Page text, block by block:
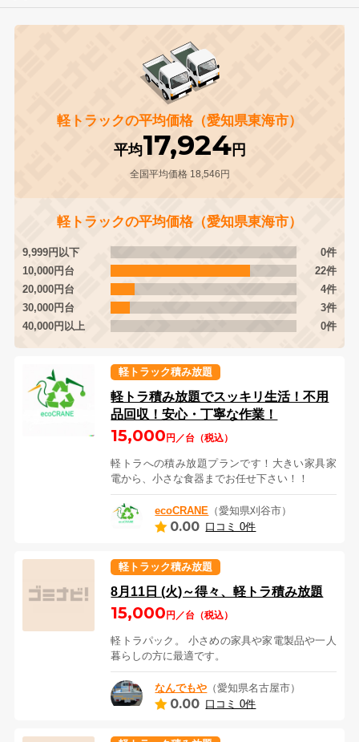
軽トラックの平均価格（愛知県東海市）
平均17,924円
全国平均価格 18,546円
軽トラックの平均価格（愛知県東海市）
9,999円以下
0件
10,000円台
22件
20,000円台
4件
30,000円台
3件
40,000円以上
0件
軽トラック積み放題
軽トラ積み放題でスッキリ生活！不用
品回収！安心・丁寧な作業！
15,000 円／台（税込）
軽トラへの積み放題プランです！大きい家具家
電から、小さな食器までお任せ下さい！！
ecoCRANE （愛知県刈谷市）
0.00 口コミ 0件
軽トラック積み放題
8月11日 (火)～得々、軽トラ積み放題
15,000 円／台（税込）
軽トラパック。 小さめの家具や家電製品や一人
暮らしの方に最適です。
なんでもや （愛知県名古屋市）
0.00 口コミ 0件